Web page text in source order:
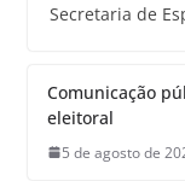
Secretaria de
Comunicação
eleitoral
5 de agosto de